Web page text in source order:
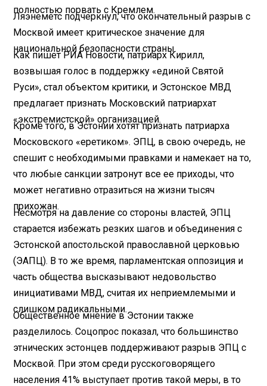
полностью порвать с Кремлем.
Ляэнеметс подчеркнул, что окончательный разрыв с
Москвой имеет критическое значение для
национальной безопасности страны.
Как пишет РИА Новости, патриарх Кирилл,
возвышая голос в поддержку «единой Святой
Руси», стал объектом критики, и Эстонское МВД
предлагает признать Московский патриархат
«экстремистской» организацией.
Кроме того, в Эстонии хотят признать патриарха
Московского «еретиком». ЭПЦ, в свою очередь, не
спешит с необходимыми правками и намекает на то,
что любые санкции затронут все ее приходы, что
может негативно отразиться на жизни тысяч
прихожан.
Несмотря на давление со стороны властей, ЭПЦ
старается избежать резких шагов и объединения с
Эстонской апостольской православной церковью
(ЭАПЦ). В то же время, парламентская оппозиция и
часть общества высказывают недовольство
инициативами МВД, считая их неприемлемыми и
слишком радикальными.
Общественное мнение в Эстонии также
разделилось. Соцопрос показал, что большинство
этнических эстонцев поддерживают разрыв ЭПЦ с
Москвой. При этом среди русскоговорящего
населения 41% выступает против такой меры, в то